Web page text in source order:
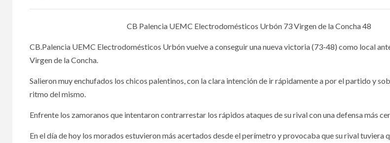
CB Palencia UEMC Electrodomésticos Urbón 73 Virgen de la Concha 48
CB.Palencia UEMC Electrodomésticos Urbón vuelve a conseguir una nueva victoria (73-48) como local
Virgen de la Concha.
Salieron muy enchufados los chicos palentinos, con la clara intención de ir rápidamente a por el partido y
ritmo del mismo.
Enfrente los zamoranos que intentaron contrarrestar los rápidos ataques de su rival con una defensa más
En el día de hoy los morados estuvieron más acertados desde el perímetro y provocaba que su rival tuviera